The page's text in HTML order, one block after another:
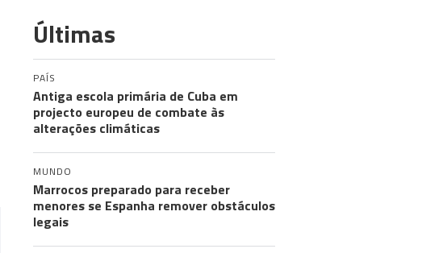
Últimas
PAÍS
Antiga escola primária de Cuba em
projecto europeu de combate às
alterações climáticas
MUNDO
Marrocos preparado para receber
menores se Espanha remover obstáculos
legais